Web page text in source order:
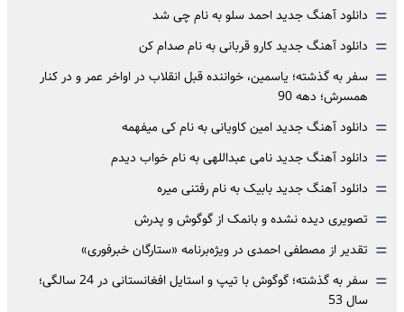
= دانلود آهنگ جدید احمد سلو به نام چی شد
= دانلود آهنگ جدید کارو قربانی به نام صدام کن
= سفر به گذشته؛ یاسمین، خواننده قبل انقلاب در اواخر عمر و در کنار
همسرش؛ دهه 90
= دانلود آهنگ جدید امین کاویانی به نام کی میفهمه
= دانلود آهنگ جدید نامی عبداللهی به نام خواب دیدم
= دانلود آهنگ جدید بابیک به نام رفتنی میره
= تصویری دیده نشده و بانمک از گوگوش و پدرش
= تقدیر از مصطفی احمدی در ویژه‌برنامه «ستارگان خبرفوری»
=
سفر به گذشته؛ گوگوش با تیپ و استایل افغانستانی در 24 سالگی؛
سال 53